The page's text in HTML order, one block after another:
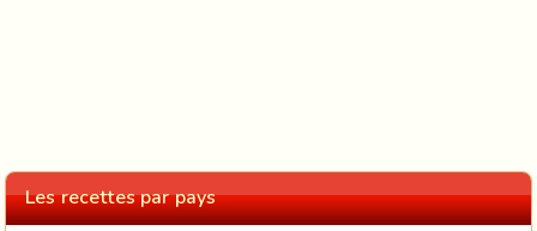
Les recettes par pays